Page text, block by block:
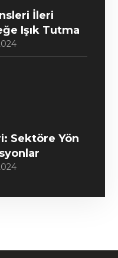
İleri
Işık Tutma
Sektöre Yön